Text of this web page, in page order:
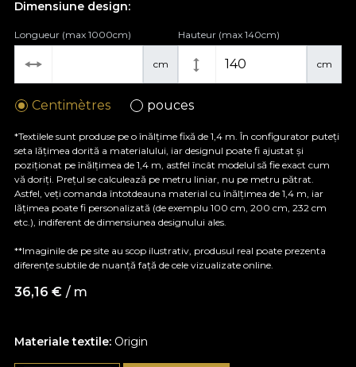
Materiale textile: Origin
Dimensiune design:
cm
Longueur (max 1000cm)
cm
Hauteur (max 140cm)
Centimètres pouces
*Textilele sunt produse pe o înălțime fixă de 1,4 m. În configurator puteți
seta lățimea dorită a materialului, iar designul poate fi ajustat și
poziționat pe înălțimea de 1,4 m, astfel încât modelul să fie exact cum
vă doriți. Prețul se calculează pe metru liniar, nu pe metru pătrat.
Astfel, veți comanda întotdeauna material cu înălțimea de 1,4 m, iar
lățimea poate fi personalizată (de exemplu 100 cm, 200 cm, 232 cm
etc.), indiferent de dimensiunea designului ales.
**Imaginile de pe site au scop ilustrativ, produsul real poate prezenta
diferențe subtile de nuanță față de cele vizualizate online.
36,16 € / m